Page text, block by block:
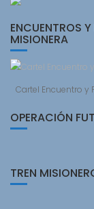
ENCUENTROS
MISIONERA
Cartel Encuentro y
OPERACIÓN
TREN